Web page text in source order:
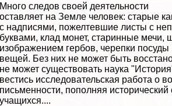
Много следов своей деятельности
оставляет на Земле человек: старые
с надписями, пожелтевшие листы с
буквами, клад монет, старинные мечи,
изображением гербов, черепки посуды
вещей. Без них не может быть
не может существовать наука
вестись исследовательская работа о
письменности, пополняя исторический
учащихся....